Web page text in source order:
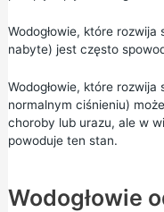
Wodogłowie, które rozwija
nabyte) jest często
Wodogłowie, które
normalnym ciśnieniu)
choroby lub urazu, ale w
powoduje ten stan.
Wodogłowie